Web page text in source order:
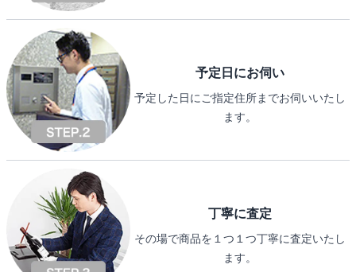
予定日にお伺い
予定した日にご指定住所までお伺いいたし
ます。
丁寧に査定
その場で商品を１つ１つ丁寧に査定いたし
ます。